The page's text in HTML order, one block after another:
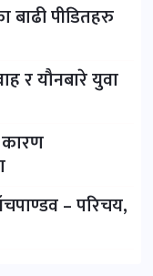
बाढी पीडितहरु
र यौनबारे युवा
कारण
– परिचय,